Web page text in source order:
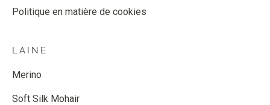
Politique en matière de cookies
LAINE
Merino
Soft Silk Mohair